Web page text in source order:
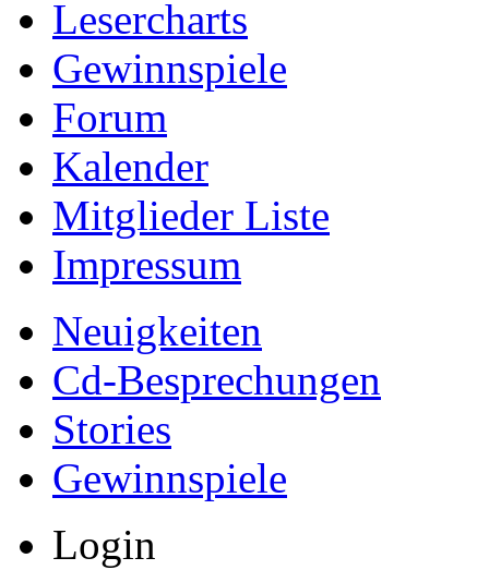
Lesercharts
Gewinnspiele
Forum
Kalender
Mitglieder Liste
Impressum
Neuigkeiten
Cd-Besprechungen
Stories
Gewinnspiele
Login